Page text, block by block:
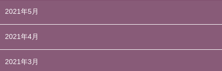
2021年5月
2021年4月
2021年3月